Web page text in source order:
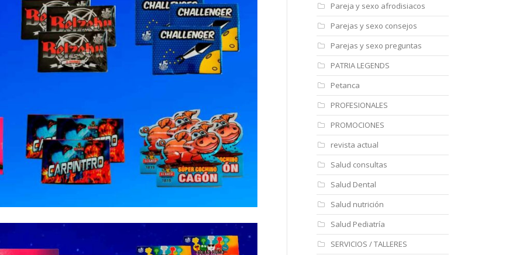
Pareja y sexo afrodisiacos
Parejas y sexo consejos
Parejas y sexo preguntas
PATRIA LEGENDS
Petanca
PROFESIONALES
PROMOCIONES
revista actual
Salud consultas
Salud Dental
Salud nutrición
Salud Pediatría
SERVICIOS / TALLERES